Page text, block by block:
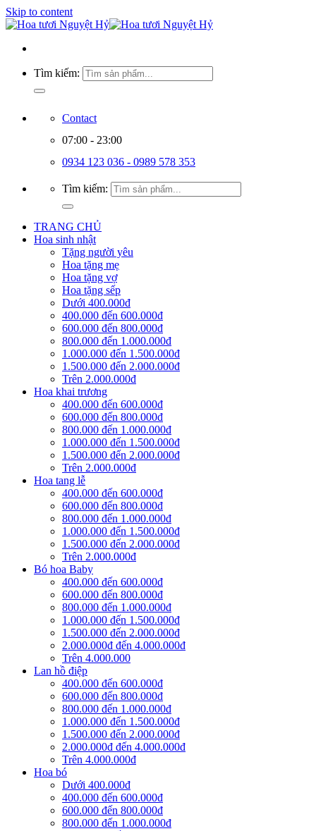
Skip to content
Tìm kiếm:
Contact
07:00 - 23:00
0934 123 036 - 0989 578 353
Tìm kiếm:
TRANG CHỦ
Hoa sinh nhật
Tặng người yêu
Hoa tặng mẹ
Hoa tặng vợ
Hoa tặng sếp
Dưới 400.000đ
400.000 đến 600.000đ
600.000 đến 800.000đ
800.000 đến 1.000.000đ
1.000.000 đến 1.500.000đ
1.500.000 đến 2.000.000đ
Trên 2.000.000đ
Hoa khai trương
400.000 đến 600.000đ
600.000 đến 800.000đ
800.000 đến 1.000.000đ
1.000.000 đến 1.500.000đ
1.500.000 đến 2.000.000đ
Trên 2.000.000đ
Hoa tang lễ
400.000 đến 600.000đ
600.000 đến 800.000đ
800.000 đến 1.000.000đ
1.000.000 đến 1.500.000đ
1.500.000 đến 2.000.000đ
Trên 2.000.000đ
Bó hoa Baby
400.000 đến 600.000đ
600.000 đến 800.000đ
800.000 đến 1.000.000đ
1.000.000 đến 1.500.000đ
1.500.000 đến 2.000.000đ
2.000.000đ đến 4.000.000đ
Trên 4.000.000
Lan hồ điệp
400.000 đến 600.000đ
600.000 đến 800.000đ
800.000 đến 1.000.000đ
1.000.000 đến 1.500.000đ
1.500.000 đến 2.000.000đ
2.000.000đ đến 4.000.000đ
Trên 4.000.000đ
Hoa bó
Dưới 400.000đ
400.000 đến 600.000đ
600.000 đến 800.000đ
800.000 đến 1.000.000đ